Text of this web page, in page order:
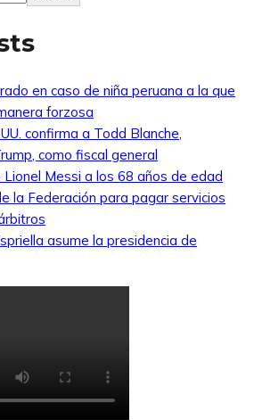
en caso de niña peruana a la que
forzosa
confirma a Todd Blanche,
como fiscal general
Lionel Messi a los 68 años de edad
la Federación para pagar servicios
asume la presidencia de